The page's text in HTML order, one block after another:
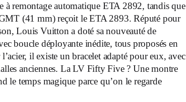
à remontage automatique ETA 2892, tandis que
(41 mm) reçoit le ETA 2893. Réputé pour
Louis Vuitton a doté sa nouveauté de
boucle déployante inédite, tous proposés en
il existe un bracelet adapté pour eux, avec
anciennes. La LV Fifty Five ? Une montre
le temps magique parce qu’on le regarde